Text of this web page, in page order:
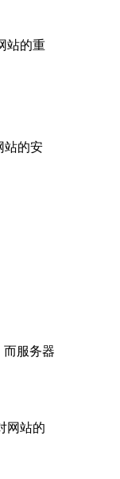
站的重
站的安
而服务器
网站的